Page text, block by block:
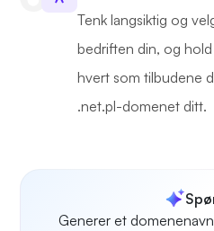
Tenk langsiktig og
bedriften din, og
hvert som tilbudene
.net.pl-domenet ditt.
Generer et